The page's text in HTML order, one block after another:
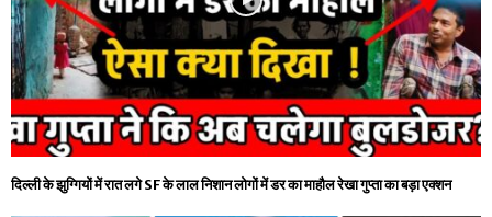
दिल्ली के झुग्गियों में रात लगे SF के लाल निशान लोगों में डर का माहौल रेखा गुप्ता का बड़ा एक्शन